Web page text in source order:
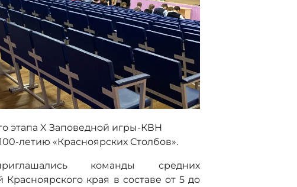
этапа X Заповедной игры-КВН
летию «Красноярских Столбов».
команды средних
края в составе от 5 до